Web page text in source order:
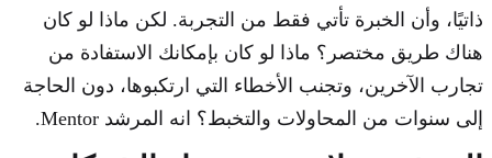
ذاتيًا، وأن الخبرة تأتي فقط من التجربة. لكن ماذا لو كان
هناك طريق مختصر؟ ماذا لو كان بإمكانك الاستفادة من
تجارب الآخرين، وتجنب الأخطاء التي ارتكبوها، دون الحاجة
إلى سنوات من المحاولات والتخبط؟ انه المرشد Mentor.